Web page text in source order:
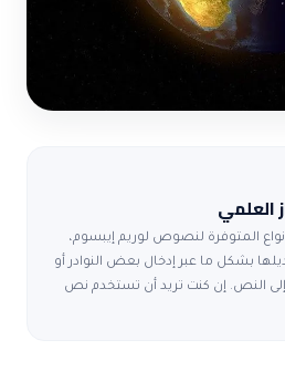
العلمي
المتوفرة لنصوص لوريم إيبسوم،
بشكل ما عبر إدخال بعض النوادر أو
إلى النص. إن كنت تريد أن تستخدم نص